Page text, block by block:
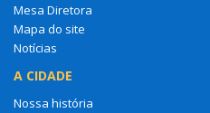
Mesa Diretora
Mapa do site
Notícias
A CIDADE
Nossa história